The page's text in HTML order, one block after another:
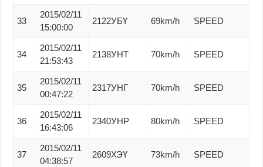
33
2015/02/11
15:00:00
2122УБҮ 69km/h SPEED
34
2015/02/11
21:53:43
2138УНТ 70km/h SPEED
35
2015/02/11
00:47:22
2317УНГ 70km/h SPEED
36
2015/02/11
16:43:06
2340УНР 80km/h SPEED
37
2015/02/11
04:38:57
2609ХЭҮ 73km/h SPEED